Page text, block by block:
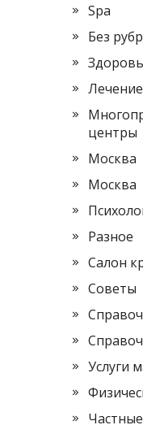
Spa
Без
центры
Москва
Москва
Разное
Салон
Советы
Услуги